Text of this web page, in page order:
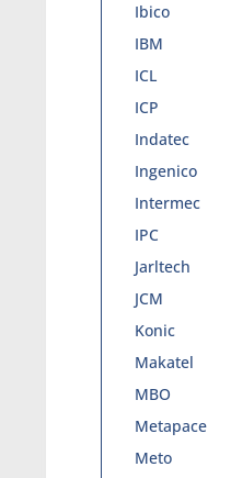
Ibico
IBM
ICL
ICP
Indatec
Ingenico
Intermec
IPC
Jarltech
JCM
Konic
Makatel
MBO
Metapace
Meto